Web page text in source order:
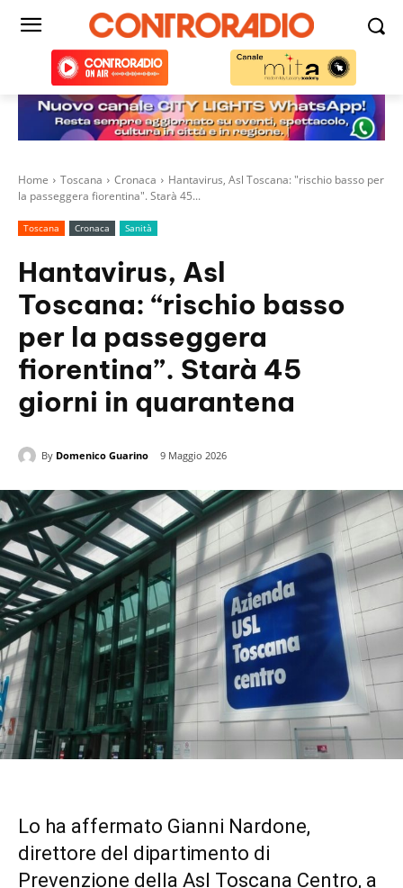
Home Toscana Cronaca
Hantavirus, Asl Toscana: "rischio basso per
la passeggera fiorentina". Starà 45...
Toscana Cronaca Sanità
Hantavirus, Asl
Toscana: “rischio basso
per la passeggera
fiorentina”. Starà 45
giorni in quarantena
By Domenico Guarino 9 Maggio 2026
Lo ha affermato Gianni Nardone,
direttore del dipartimento di
Prevenzione della Asl Toscana Centro, a